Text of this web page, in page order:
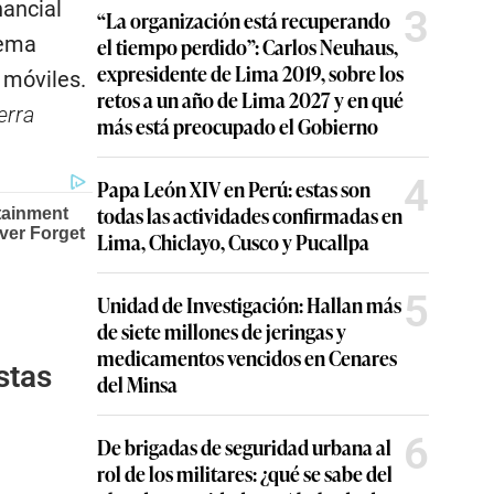
“La organización está recuperando
el tiempo perdido”: Carlos Neuhaus,
expresidente de Lima 2019, sobre los
retos a un año de Lima 2027 y en qué
más está preocupado el Gobierno
3
Papa León XIV en Perú: estas son
todas las actividades confirmadas en
Lima, Chiclayo, Cusco y Pucallpa
4
Unidad de Investigación: Hallan más
de siete millones de jeringas y
medicamentos vencidos en Cenares
del Minsa
5
De brigadas de seguridad urbana al
rol de los militares: ¿qué se sabe del 6